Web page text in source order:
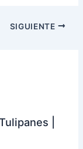
SIGUIENTE
|